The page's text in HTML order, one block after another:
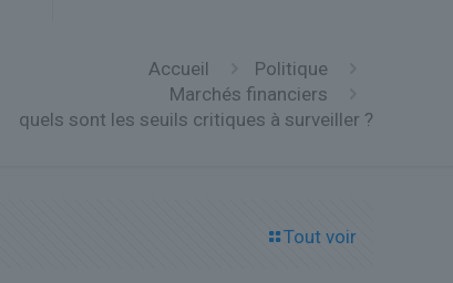
Accueil
Politique
Marchés financiers
quels sont les seuils critiques à surveiller ?
Tout voir